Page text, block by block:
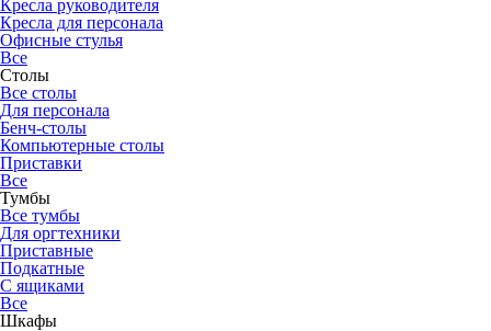
Кресла руководителя
Кресла для персонала
Офисные стулья
Все
Столы
Все столы
Для персонала
Бенч-столы
Компьютерные столы
Приставки
Все
Тумбы
Все тумбы
Для оргтехники
Приставные
Подкатные
С ящиками
Все
Шкафы